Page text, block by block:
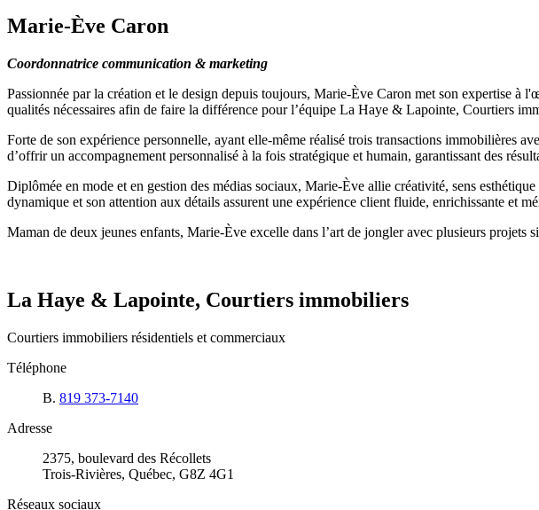
Marie-Ève Caron
Coordonnatrice communication & marketing
Passionnée par la création et le design depuis toujours, Marie-Ève Caron met son expertise à
qualités nécessaires afin de faire la différence pour l’équipe La Haye & Lapointe, Courtiers
Forte de son expérience personnelle, ayant elle-même réalisé trois transactions immobilières
d’offrir un accompagnement personnalisé à la fois stratégique et humain, garantissant des
Diplômée en mode et en gestion des médias sociaux, Marie-Ève allie créativité, sens
dynamique et son attention aux détails assurent une expérience client fluide, enrichissante et
Maman de deux jeunes enfants, Marie-Ève excelle dans l’art de jongler avec plusieurs
La Haye & Lapointe, Courtiers immobiliers
Courtiers immobiliers résidentiels et commerciaux
Téléphone
B. 819 373-7140
Adresse
2375, boulevard des Récollets
Trois-Rivières, Québec, G8Z 4G1
Réseaux sociaux